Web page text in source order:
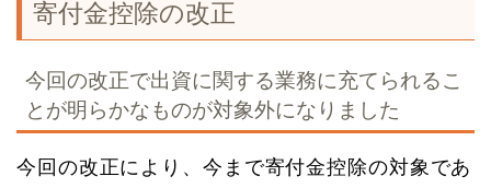
寄付金控除の改正
今回の改正で出資に関する業務に充てられるこ
とが明らかなものが対象外になりました
今回の改正により、今まで寄付金控除の対象であ